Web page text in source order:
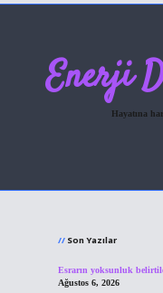
Enerji
Hayatına
Son Yazılar
Esrarın yoksunluk
Ağustos 6, 2026